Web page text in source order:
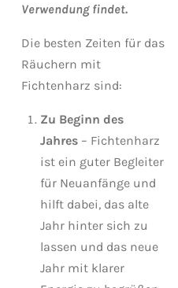
Verwendung findet.
Die besten Zeiten für das
Räuchern mit
Fichtenharz sind:
Zu Beginn des
Jahres – Fichtenharz
ist ein guter Begleiter
für Neuanfänge und
hilft dabei, das alte
Jahr hinter sich zu
lassen und das neue
Jahr mit klarer